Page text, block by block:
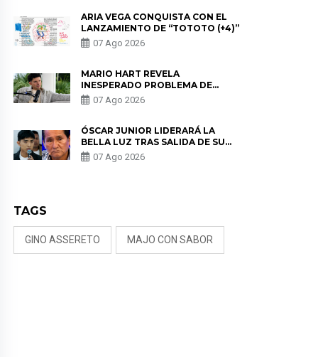
ARIA VEGA CONQUISTA CON EL
LANZAMIENTO DE “TOTOTO (+4)”
07 Ago 2026
MARIO HART REVELA
INESPERADO PROBLEMA DE
SALUD ANTES DE SEPARARSE DE
KORINA: “ME ENCONTRARON UN
07 Ago 2026
ÓSCAR JUNIOR LIDERARÁ LA
BELLA LUZ TRAS SALIDA DE SU
PADRE POR POLÉMICA CON
NALDY SALDAÑA
07 Ago 2026
TAGS
GINO ASSERETO MAJO CON SABOR